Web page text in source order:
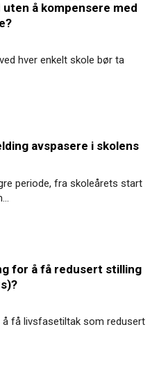
å kompensere med
hver enkelt skole bør ta
avspasere i skolens
periode, fra skoleårets start
for å få redusert stilling
å få livsfasetiltak som redusert